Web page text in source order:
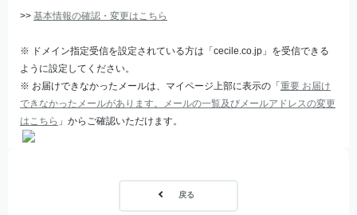
>> 基本情報の確認・変更はこちら
※ ドメイン指定受信を設定されている方は「cecile.co.jp」を受信できる
ように設定してください。
※ お届けできなかったメールは、マイページ上部に表示の「 重要 お届け
できなかったメールがあります。メールの一覧及びメールアドレスの変更
はこちら 」からご確認いただけます。
戻る